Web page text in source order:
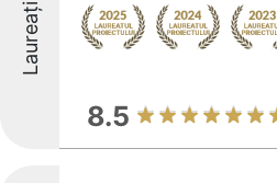
Laureați
8.5